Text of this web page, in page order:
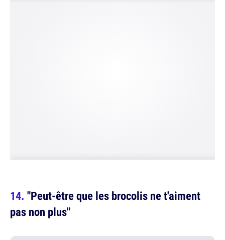
"Peut-être que les brocolis ne t'aiment
pas non plus"